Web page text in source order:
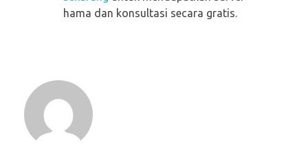
hama dan konsultasi secara gratis.